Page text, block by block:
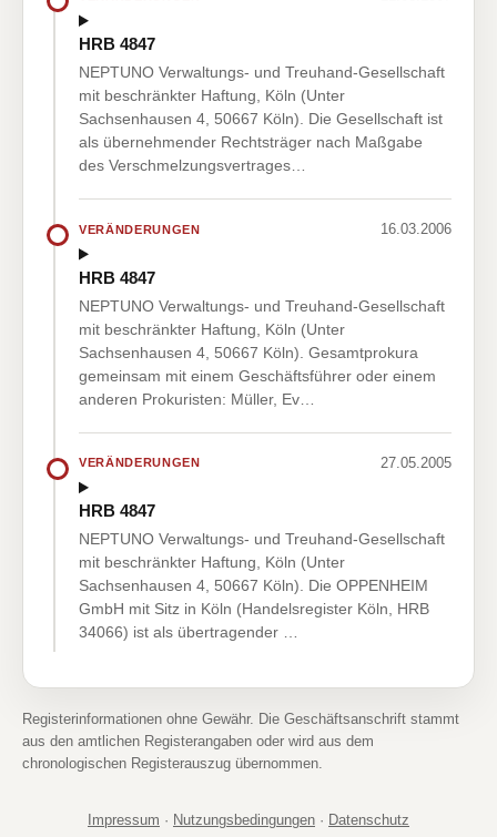
HRB 4847
NEPTUNO Verwaltungs- und Treuhand-Gesellschaft
mit beschränkter Haftung, Köln (Unter
Sachsenhausen 4, 50667 Köln). Die Gesellschaft ist
als übernehmender Rechtsträger nach Maßgabe
des Verschmelzungsvertrages…
VERÄNDERUNGEN 16.03.2006
HRB 4847
NEPTUNO Verwaltungs- und Treuhand-Gesellschaft
mit beschränkter Haftung, Köln (Unter
Sachsenhausen 4, 50667 Köln). Gesamtprokura
gemeinsam mit einem Geschäftsführer oder einem
anderen Prokuristen: Müller, Ev…
VERÄNDERUNGEN 27.05.2005
HRB 4847
NEPTUNO Verwaltungs- und Treuhand-Gesellschaft
mit beschränkter Haftung, Köln (Unter
Sachsenhausen 4, 50667 Köln). Die OPPENHEIM
GmbH mit Sitz in Köln (Handelsregister Köln, HRB
34066) ist als übertragender …
Registerinformationen ohne Gewähr. Die Geschäftsanschrift stammt
aus den amtlichen Registerangaben oder wird aus dem
chronologischen Registerauszug übernommen.
Impressum · Nutzungsbedingungen · Datenschutz